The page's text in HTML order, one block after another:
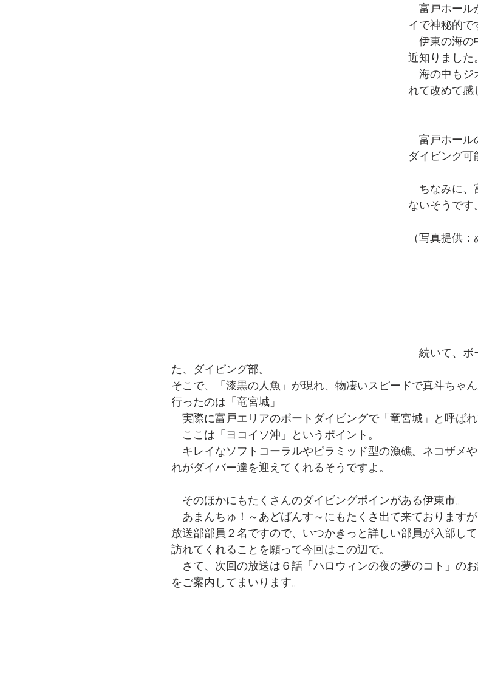
富戸ホール
イで神秘的で
伊東の海の
近知りました
海の中もジ
れて改めて感
富戸ホール
ダイビング可
ちなみに、
ないそうです
（写真提供
続いて、ボ
た、ダイビング部。
そこで、「漆黒の人魚」が現れ、物凄いスピードで真斗ちゃ
行ったのは「竜宮城」
実際に富戸エリアのボートダイビングで「竜宮城」と呼ばれ
ここは「ヨコイソ沖」というポイント。
キレイなソフトコーラルやピラミッド型の漁礁。ネコザメ
れがダイバー達を迎えてくれるそうですよ。
そのほかにもたくさんのダイビングポインがある伊東市。
あまんちゅ！～あどばんす～にもたくさ出て来ております
放送部部員２名ですので、いつかきっと詳しい部員が入部し
訪れてくれることを願って今回はこの辺で。
さて、次回の放送は６話「ハロウィンの夜の夢のコト」の
をご案内してまいります。